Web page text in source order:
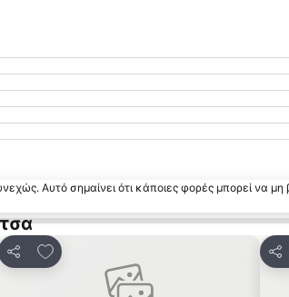
Αυτό σημαίνει ότι κάποιες φορές μπορεί να μη
Κοινοποίηση
Προσθήκη στα αγαπημένα